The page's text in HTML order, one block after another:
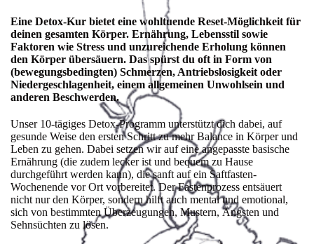
Eine Detox-Kur bietet eine wohltuende Reset-Möglichkeit für
deinen gesamten Körper. Ernährung, Lebensstil sowie
Faktoren wie Stress und unzureichende Erholung können
den Körper übersäuern. Das spürst du oft in Form von
(bewegungsbedingten) Schmerzen, Antriebslosigkeit oder
Niedergeschlagenheit, einem allgemeinen Unwohlsein und
anderen Beschwerden.
Unser 10-tägiges Detox-Programm unterstützt dich dabei, auf
gesunde Weise den ersten Schritt zu mehr Balance in Körper und
Leben zu gehen. Dabei setzen wir auf eine angepasste basische
Ernährung (die zudem lecker ist und bequem zu Hause
durchgeführt werden kann), die sanft auf ein Saftfasten-
Wochenende vor Ort vorbereitet. Der Fastenprozess entsäuert
nicht nur den Körper, sondern hilft auch mental und emotional,
sich von bestimmten Überzeugungen, Mustern, Ängsten und
Sehnsüchten zu lösen.